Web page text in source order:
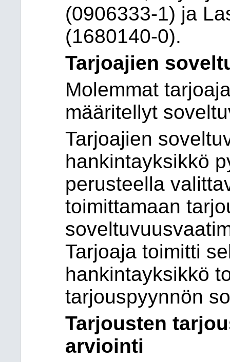
(0906333-1) ja
(1680140-0).
Tarjoajien
Molemmat
määritellyt
Tarjoajien
hankintayksikkö
perusteella
toimittamaan
Tarjoaja toimitti
hankintayksikkö
tarjouspyynnön
Tarjousten
arviointi